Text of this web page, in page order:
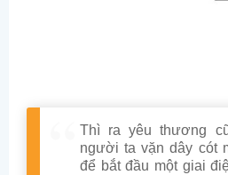
Thì ra yêu thương
người ta vặn dây cót
để bắt đầu một giai